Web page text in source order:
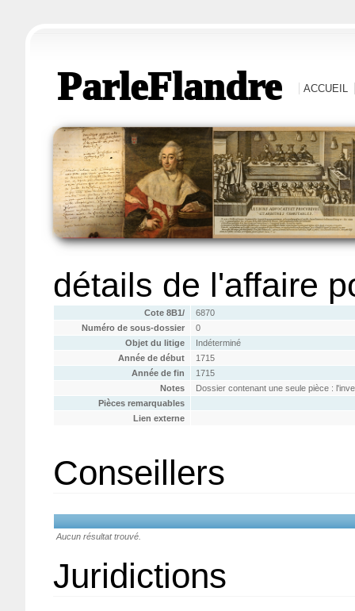
ParleFlandre ACCUEIL
détails de l'affaire
Cote 8B1/
6870
Numéro de sous-dossier
0
Objet du litige
Indéterminé
Année de début
1715
Année de fin
1715
Notes
Dossier contenant une seule pièce :
Pièces remarquables
Lien externe
Conseillers
Aucun résultat trouvé.
Juridictions